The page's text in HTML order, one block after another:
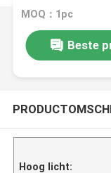
MOQ：1pc
Beste
Hoog licht: